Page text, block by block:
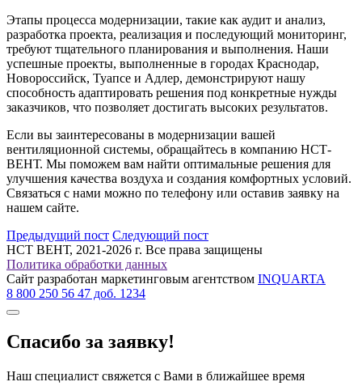
Этапы процесса модернизации, такие как аудит и анализ,
разработка проекта, реализация и последующий мониторинг,
требуют тщательного планирования и выполнения. Наши
успешные проекты, выполненные в городах Краснодар,
Новороссийск, Туапсе и Адлер, демонстрируют нашу
способность адаптировать решения под конкретные нужды
заказчиков, что позволяет достигать высоких результатов.
Если вы заинтересованы в модернизации вашей
вентиляционной системы, обращайтесь в компанию НСТ-
ВЕНТ. Мы поможем вам найти оптимальные решения для
улучшения качества воздуха и создания комфортных условий.
Связаться с нами можно по телефону или оставив заявку на
нашем сайте.
Предыдущий пост Следующий пост
НСТ ВЕНТ, 2021-2026 г. Все права защищены
Политика обработки данных
Сайт разработан маркетинговым агентством INQUARTA
8 800 250 56 47 доб. 1234
Спасибо за заявку!
Наш специалист свяжется с Вами в ближайшее время